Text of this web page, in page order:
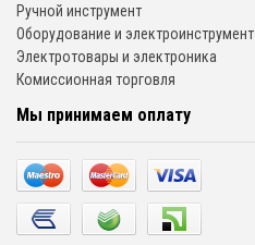
Ручной инструмент
Оборудование и электроинструмент
Электротовары и электроника
Комиссионная торговля
Мы принимаем оплату